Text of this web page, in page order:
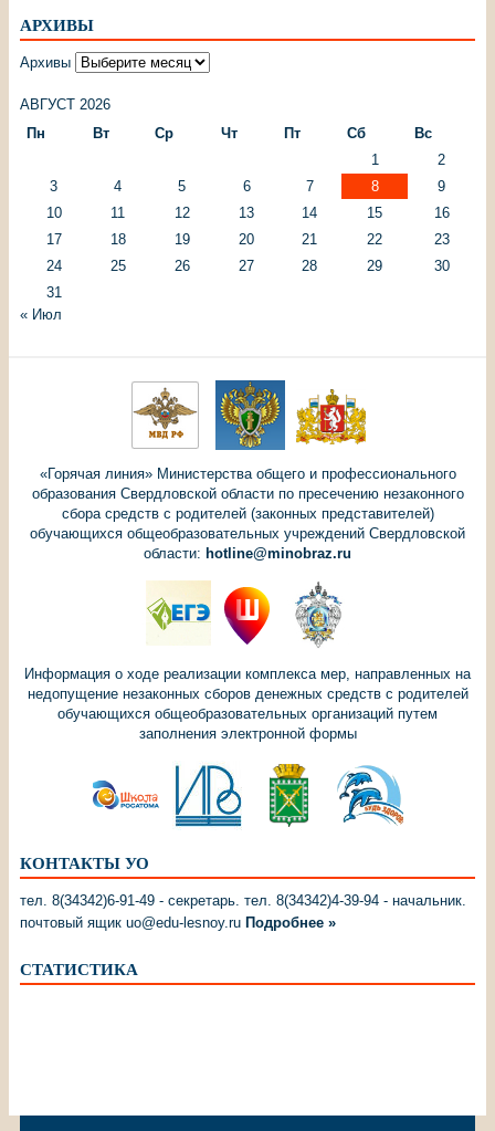
АРХИВЫ
Архивы
АВГУСТ 2026
Пн
Вт Ср Чт Пт Сб
Вс
1
2
3
4 5 6 7 8
9
10
11 12 13 14 15
16
17
18 19 20 21 22
23
24
25 26 27 28 29
30
31
« Июл
«Горячая линия» Министерства общего и профессионального
образования Свердловской области по пресечению незаконного
сбора средств с родителей (законных представителей)
обучающихся общеобразовательных учреждений Свердловской
области: hotline@minobraz.ru
Информация о ходе реализации комплекса мер, направленных на
недопущение незаконных сборов денежных средств с родителей
обучающихся общеобразовательных организаций путем
заполнения электронной формы
КОНТАКТЫ УО
тел. 8(34342)6-91-49 - секретарь. тел. 8(34342)4-39-94 - начальник.
почтовый ящик uo@edu-lesnoy.ru Подробнее »
СТАТИСТИКА